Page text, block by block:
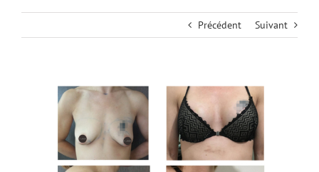
Précédent Suivant